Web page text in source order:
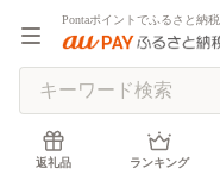
Pontaポイントでふるさと納税
返礼品 ランキング